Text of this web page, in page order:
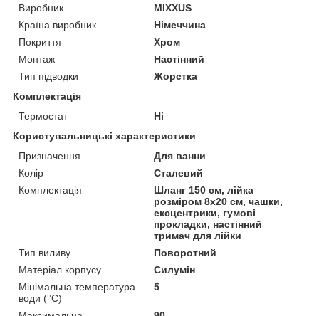
Виробник
MIXXUS
Країна виробник
Німеччина
Покриття
Хром
Монтаж
Настінний
Тип підводки
Жорстка
Комплектація
Термостат
Ні
Користувальницькі характеристики
Призначення
Для ванни
Колір
Сталевий
Комплектація
Шланг 150 см, лійка
розміром 8х20 см, чашки,
ексцентрики, гумові
прокладки, настінний
тримач для лійки
Тип виливу
Поворотний
Матеріал корпусу
Силумін
Мінімальна температура
води (°C)
5